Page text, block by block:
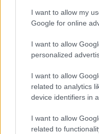
I want to allow my
Google for online
I want to allow
personalized
I want to allow
related to analytics
device identifiers in
I want to allow
related to
Acqua di cottura:
Cristian Castiglioni · 7 Ago 2026
BELLEZZA